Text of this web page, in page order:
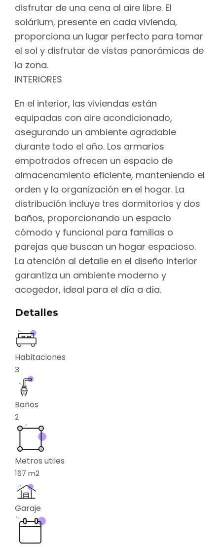
disfrutar de una cena al aire libre. El
solárium, presente en cada vivienda,
proporciona un lugar perfecto para tomar
el sol y disfrutar de vistas panorámicas de
la zona.
INTERIORES
En el interior, las viviendas están
equipadas con aire acondicionado,
asegurando un ambiente agradable
durante todo el año. Los armarios
empotrados ofrecen un espacio de
almacenamiento eficiente, manteniendo el
orden y la organización en el hogar. La
distribución incluye tres dormitorios y dos
baños, proporcionando un espacio
cómodo y funcional para familias o
parejas que buscan un hogar espacioso.
La atención al detalle en el diseño interior
garantiza un ambiente moderno y
acogedor, ideal para el día a día.
Detalles
Habitaciones
3
Baños
2
Metros utiles
167 m2
Garaje